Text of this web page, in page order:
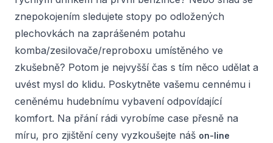
znepokojením sledujete stopy po odložených
plechovkách na zaprášeném potahu
komba/zesilovače/reproboxu umístěného ve
zkušebně? Potom je nejvyšší čas s tím něco udělat a
uvést mysl do klidu. Poskytněte vašemu cennému i
ceněnému hudebnímu vybavení odpovídající
komfort. Na přání rádi vyrobíme case přesně na
míru, pro zjištění ceny vyzkoušejte náš on-line